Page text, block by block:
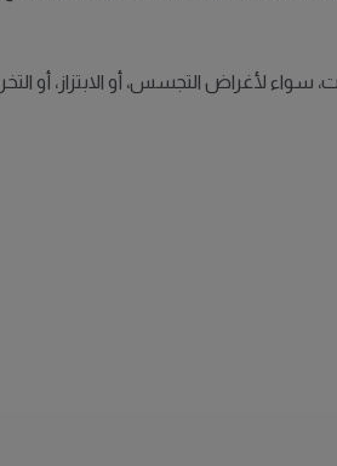
سواء لأغراض التجسس، أو الابتزاز، أو